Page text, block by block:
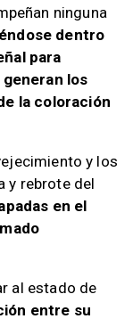
ninguna
dentro
para
los
la coloración
y los
y rebrote del
en el
al estado de
entre su